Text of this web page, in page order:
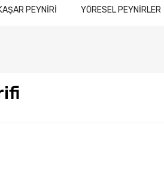
PEYNİRİ YÖRESEL PEYNİRLER